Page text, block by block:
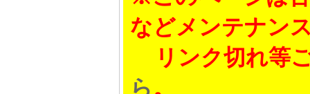
などメンテナン
リンク切れ等
ら。